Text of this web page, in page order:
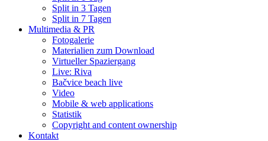
Split in 3 Tagen
Split in 7 Tagen
Multimedia & PR
Fotogalerie
Materialien zum Download
Virtueller Spaziergang
Live: Riva
Bačvice beach live
Video
Mobile & web applications
Statistik
Copyright and content ownership
Kontakt